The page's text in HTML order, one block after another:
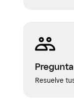
Resuelve